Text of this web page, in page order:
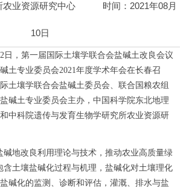
所农业资源研究中心 时间：2021年08月
10日
，第一届国际土壤学联合会盐碱土改良会议
土专业委员会2021年度学术年会在长春召
土壤学联合会盐碱土委员会、联合国粮农组
碱土专业委员会主办，中国科学院东北地理
中科院遗传与发育生物学研究所农业资源研
地改良利用理论与技术，推动农业高质量绿
含土壤盐碱化过程与机理，盐碱化对土壤理化
碱化的监测、诊断和评估，灌溉、排水与盐